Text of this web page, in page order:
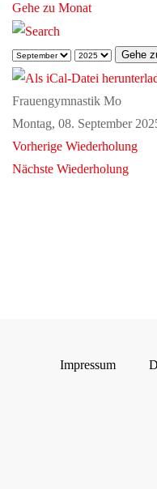
Gehe zu Monat
Gehe
Frauengymnastik Mo
Montag, 08. September
Vorherige Wiederholung
Nächste Wiederholung
Impressum